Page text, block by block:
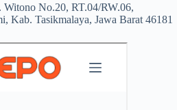
No.20, RT.04/RW.06,
Kab. Tasikmalaya, Jawa Barat 46181